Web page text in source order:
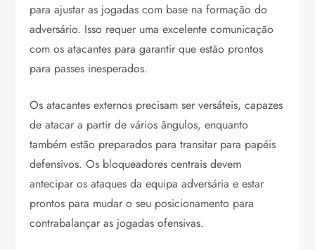
para ajustar as jogadas com base na formação do
adversário. Isso requer uma excelente comunicação
com os atacantes para garantir que estão prontos
para passes inesperados.
Os atacantes externos precisam ser versáteis, capazes
de atacar a partir de vários ângulos, enquanto
também estão preparados para transitar para papéis
defensivos. Os bloqueadores centrais devem
antecipar os ataques da equipa adversária e estar
prontos para mudar o seu posicionamento para
contrabalançar as jogadas ofensivas.